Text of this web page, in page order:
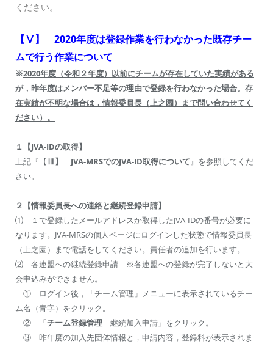
ください。
【Ⅴ】 2020年度は登録作業を行わなかった既存チー
ムで行う作業について
※2020年度（令和２年度）以前にチームが存在していた実績がある
が，昨年度はメンバー不足等の理由で登録を行わなかった場合。存
在実績が不明な場合は，情報委員長（上之園）まで問い合わせてく
ださい）。
１【JVA-IDの取得】
上記『【 Ⅲ】 JVA-MRSでのJVA-ID取得について』を参照してくだ
さい。
２【情報委員長への連絡と継続登録申請】
⑴ １で登録したメールアドレスか取得したJVA-IDの番号が必要に
なります。JVA-MRSの個人ページにログインした状態で情報委員長
（上之園）まで電話をしてください。責任者の追加を行います。
⑵ 各連盟への継続登録申請 ※各連盟への登録が完了しないと大
会申込みができません。
① ログイン後，「チーム管理」メニューに表示されているチー
ム名（青字）をクリック。
② 「チーム登録管理 継続加入申請」をクリック。
③ 昨年度の加入先団体情報と，申請内容，登録料が表示されま